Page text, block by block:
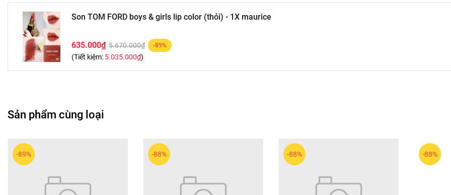
Son TOM FORD boys & girls lip color (thỏi) - 1X maurice
635.000₫ 5.670.000₫ -89%
(Tiết kiệm: 5.035.000₫)
Sản phẩm cùng loại
-89% -88% -88% -88%